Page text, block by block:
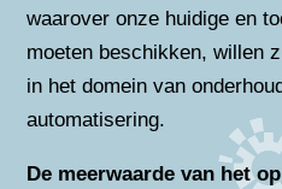
waarover onze huidige en
moeten beschikken, willen
in het domein van
automatisering.
De meerwaarde van het